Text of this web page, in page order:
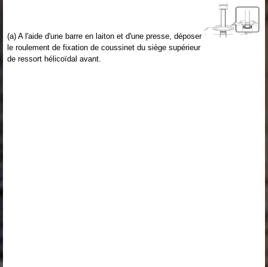
(a) A l'aide d'une barre en laiton et d'une presse, déposer
le roulement de fixation de coussinet du siège supérieur
de ressort hélicoïdal avant.